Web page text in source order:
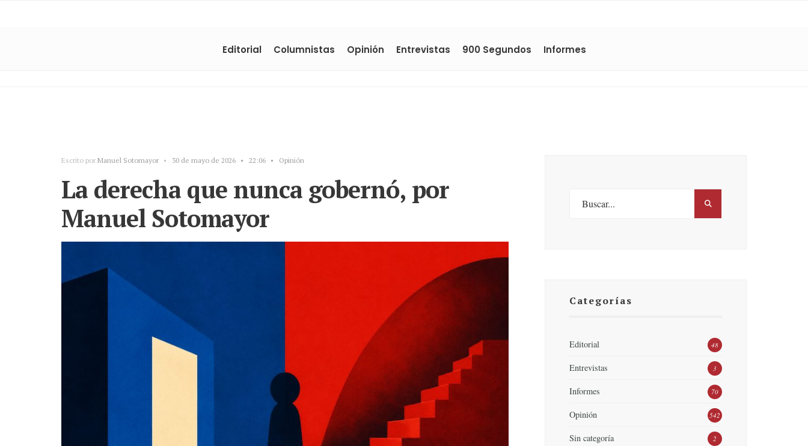
Editorial Columnistas Opinión Entrevistas 900 Segundos Informes
Escrito por Manuel Sotomayor • 30 de mayo de 2026 • 22:06 • Opinión
La derecha que nunca gobernó, por
Manuel Sotomayor
Categorías
Editorial 48
Entrevistas 3
Informes 70
Opinión 542
Sin categoría 2